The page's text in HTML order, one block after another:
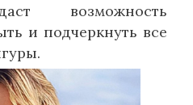
возможность
и подчеркнуть все